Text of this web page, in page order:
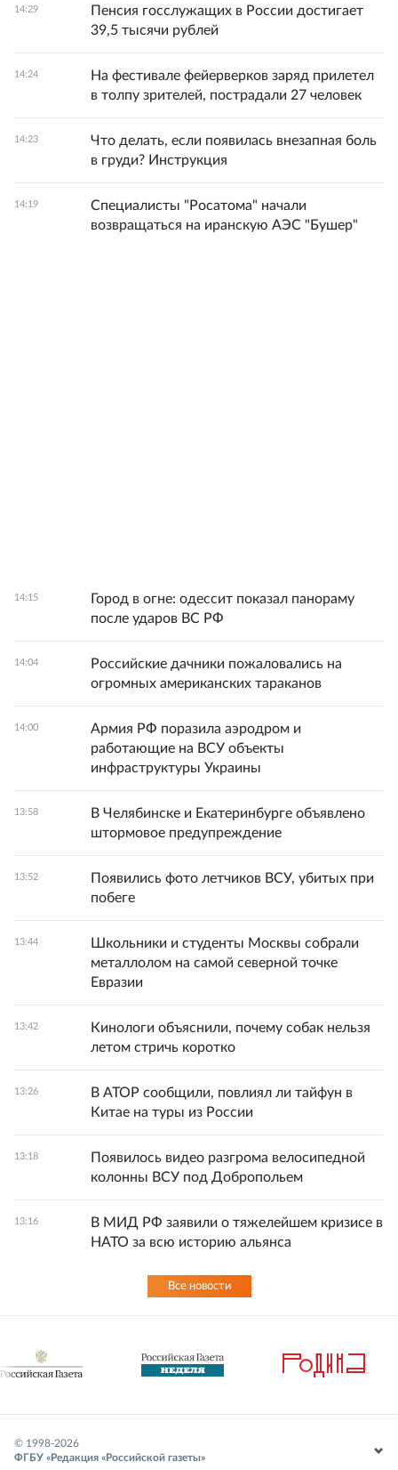
14:29
Пенсия госслужащих в России достигает
39,5 тысячи рублей
14:24
На фестивале фейерверков заряд прилетел
в толпу зрителей, пострадали 27 человек
14:23
Что делать, если появилась внезапная боль
в груди? Инструкция
14:19
Специалисты "Росатома" начали
возвращаться на иранскую АЭС "Бушер"
14:15
Город в огне: одессит показал панораму
после ударов ВС РФ
14:04
Российские дачники пожаловались на
огромных американских тараканов
14:00
Армия РФ поразила аэродром и
работающие на ВСУ объекты
инфраструктуры Украины
13:58
В Челябинске и Екатеринбурге объявлено
штормовое предупреждение
13:52
Появились фото летчиков ВСУ, убитых при
побеге
13:44
Школьники и студенты Москвы собрали
металлолом на самой северной точке
Евразии
13:42
Кинологи объяснили, почему собак нельзя
летом стричь коротко
13:26
В АТОР сообщили, повлиял ли тайфун в
Китае на туры из России
13:18
Появилось видео разгрома велосипедной
колонны ВСУ под Добропольем
13:16
В МИД РФ заявили о тяжелейшем кризисе в
НАТО за всю историю альянса
Все новости
© 1998-2026
ФГБУ «Редакция «Российской газеты»